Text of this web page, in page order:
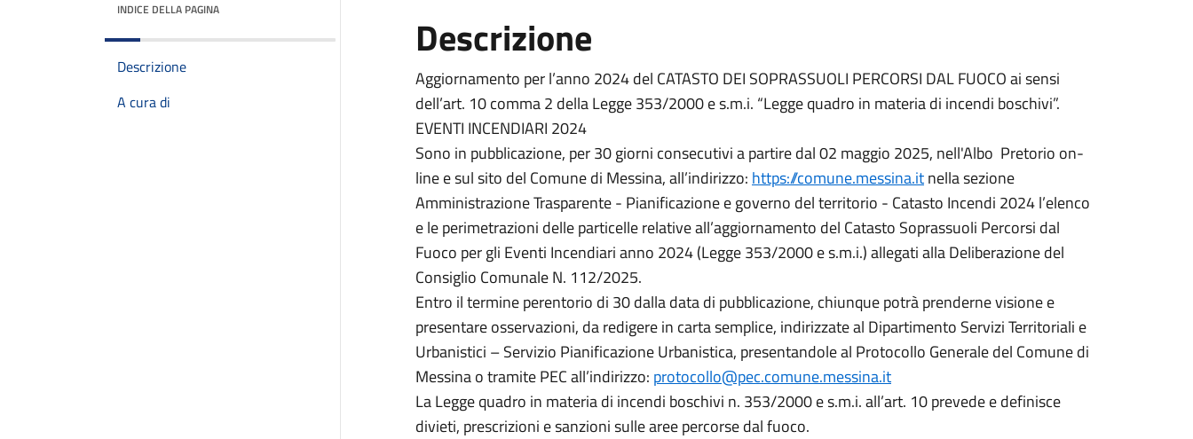
INDICE DELLA PAGINA
Descrizione
A cura di
Descrizione
Aggiornamento per l’anno 2024 del CATASTO DEI SOPRASSUOLI PERCORSI DAL FUOCO ai sensi
dell’art. 10 comma 2 della Legge 353/2000 e s.m.i. “Legge quadro in materia di incendi boschivi”.
EVENTI INCENDIARI 2024
Sono in pubblicazione, per 30 giorni consecutivi a partire dal 02 maggio 2025, nell'Albo Pretorio on-
line e sul sito del Comune di Messina, all’indirizzo: https://comune.messina.itnella sezione
Amministrazione Trasparente - Pianificazione e governo del territorio - Catasto Incendi 2024 l’elenco
e le perimetrazioni delle particelle relative all’aggiornamento del Catasto Soprassuoli Percorsi dal
Fuoco per gli Eventi Incendiari anno 2024 (Legge 353/2000 e s.m.i.) allegati alla Deliberazione del
Consiglio Comunale N. 112/2025.
Entro il termine perentorio di 30 dalla data di pubblicazione, chiunque potrà prenderne visione e
presentare osservazioni, da redigere in carta semplice, indirizzate al Dipartimento Servizi Territoriali e
Urbanistici – Servizio Pianificazione Urbanistica, presentandole al Protocollo Generale del Comune di
Messina o tramite PEC all’indirizzo: protocollo@pec.comune.messina.it
La Legge quadro in materia di incendi boschivi n. 353/2000 e s.m.i. all’art. 10 prevede e definisce
divieti, prescrizioni e sanzioni sulle aree percorse dal fuoco.